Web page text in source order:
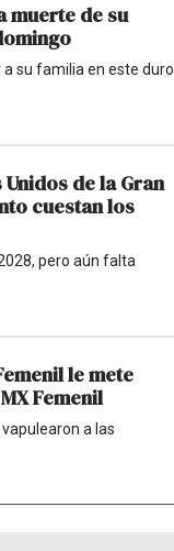
muerte de su
su familia en este duro
de la Gran
cuestan los
pero aún falta
le mete
Femenil
a las